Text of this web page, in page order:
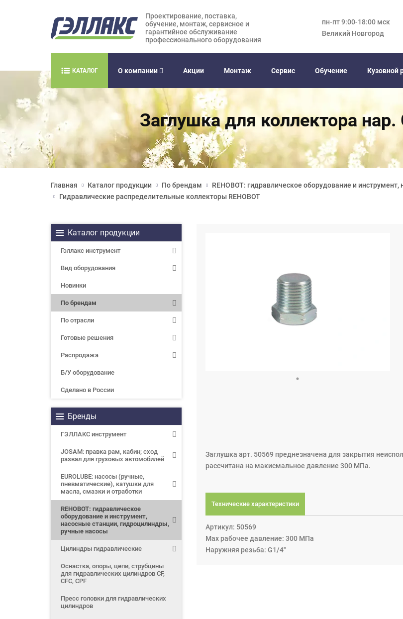
Проектирование, поставка,
обучение, монтаж, сервисное и
гарантийное обслуживание
профессионального оборудования
пн-пт 9:00-18:00 мск
Великий Новгород
КАТАЛОГ О компании Акции Монтаж Сервис Обучение Кузовной
Заглушка для коллектора
Главная Каталог продукции По брендам
REHOBOT: гидравлическое оборудование и
Гидравлические распределительные коллекторы REHOBOT
Каталог продукции
Гэллакс инструмент
Вид оборудования
Новинки
По брендам
По отрасли
Готовые решения
Распродажа
Б/У оборудование
Сделано в России
Бренды
ГЭЛЛАКС инструмент
JOSAM: правка рам, кабин; сход
развал для грузовых автомобилей
EUROLUBE: насосы (ручные,
пневматические), катушки для
масла, смазки и отработки
REHOBOT: гидравлическое
оборудование и инструмент,
насосные станции, гидроцилиндры,
ручные насосы
Цилиндры гидравлические
Оснастка, опоры, цепи, струбцины
для гидравлических цилиндров CF,
CFC, CPF
Пресс головки для гидравлических
цилиндров
Заглушка арт. 50569 преднезначена для закрытия
рассчитана на макисмальное давление 300 МПа.
Технические характеристики
Артикул: 50569
Max рабочее давление: 300 МПа
Наружняя резьба: G1/4"